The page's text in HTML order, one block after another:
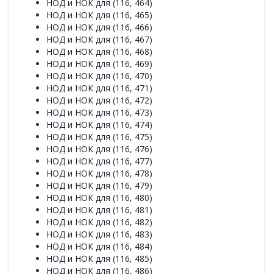
НОД и НОК для (116, 464)
НОД и НОК для (116, 465)
НОД и НОК для (116, 466)
НОД и НОК для (116, 467)
НОД и НОК для (116, 468)
НОД и НОК для (116, 469)
НОД и НОК для (116, 470)
НОД и НОК для (116, 471)
НОД и НОК для (116, 472)
НОД и НОК для (116, 473)
НОД и НОК для (116, 474)
НОД и НОК для (116, 475)
НОД и НОК для (116, 476)
НОД и НОК для (116, 477)
НОД и НОК для (116, 478)
НОД и НОК для (116, 479)
НОД и НОК для (116, 480)
НОД и НОК для (116, 481)
НОД и НОК для (116, 482)
НОД и НОК для (116, 483)
НОД и НОК для (116, 484)
НОД и НОК для (116, 485)
НОД и НОК для (116, 486)